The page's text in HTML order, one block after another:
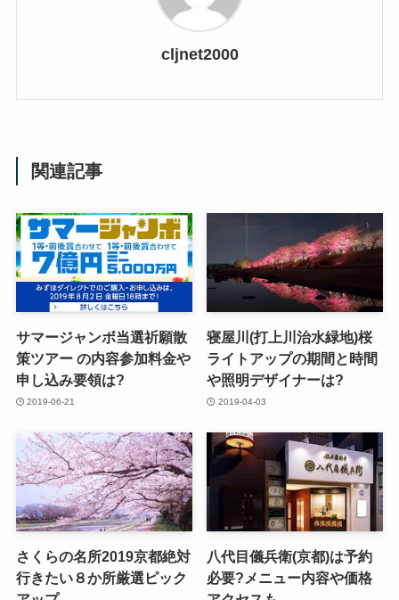
cljnet2000
関連記事
サマージャンボ当選祈願散
策ツアー の内容参加料金や
申し込み要領は?
2019-06-21
寝屋川(打上川治水緑地)桜
ライトアップの期間と時間
や照明デザイナーは?
2019-04-03
さくらの名所2019京都絶対
行きたい８か所厳選ピック
八代目儀兵衛(京都)は予約
必要?メニュー内容や価格